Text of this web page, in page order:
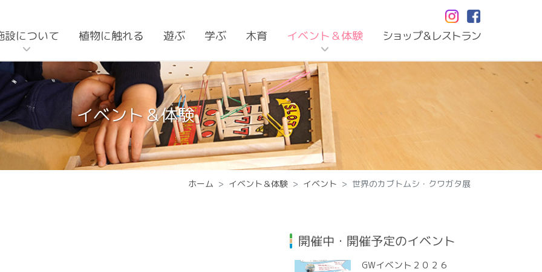
設について 植物に触れる 遊ぶ 学ぶ 木育 イベント＆体験 ショップ＆レストラン
イベント＆体験
ホーム イベント＆体験 イベント 世界のカブトムシ・クワガタ展
開催中・開催予定のイベント
GWイベント２０２６